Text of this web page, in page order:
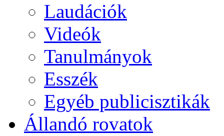
Laudációk
Videók
Tanulmányok
Esszék
Egyéb publicisztikák
Állandó rovatok